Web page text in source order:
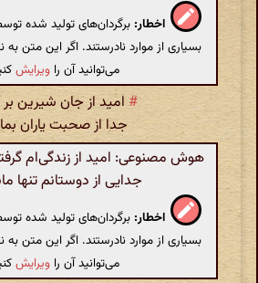
اخطار: برگردان‌های تولید شده
بسیاری از موارد نادرستند. اگر این متن
می‌توانید آن را ویرایش
#امید از جان شیرین بر
جدا از صحبت یاران
هوش مصنوعی: امید از زندگی‌ام
جدایی از دوستانم تنها
اخطار: برگردان‌های تولید شده
بسیاری از موارد نادرستند. اگر این متن
می‌توانید آن را ویرایش